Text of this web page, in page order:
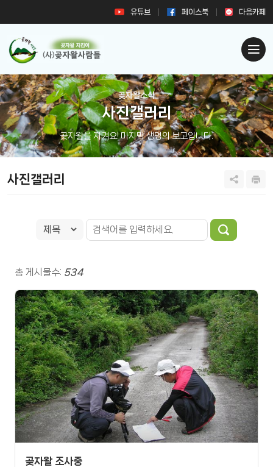
유튜브 페이스북 다음카페
곶자왈소식
사진갤러리
곶자왈을 지켜요! 마지막 생명의 보고입니다.
사진갤러리
총 게시물수: 534
곶자왈 조사중